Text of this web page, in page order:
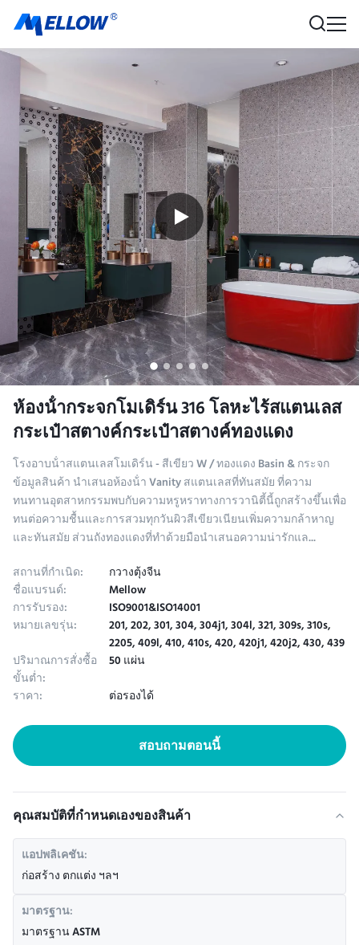
ห้องน้ํากระจกโมเดิร์น 316 โลหะไร้สแตนเลส
กระเป๋าสตางค์กระเป๋าสตางค์ทองแดง
โรงอาบน้ําสแตนเลสโมเดิร์น - สีเขียว W / ทองแดง Basin & กระจก
ข้อมูลสินค้า นําเสนอห้องน้ํา Vanity สแตนเลสที่ทันสมัย ที่ความ
ทนทานอุตสาหกรรมพบกับความหรูหราทางการวานิตี้นี้ถูกสร้างขึ้นเพื่อ
ทนต่อความชื้นและการสวมทุกวันผิวสีเขียวเนียนเพิ่มความกล้าหาญ
และทันสมัย ส่วนถังทองแดงที่ทําด้วยมือนําเสนอความน่ารักแล...
สถานที่กำเนิด:
กวางตุ้งจีน
ชื่อแบรนด์: Mellow
การรับรอง: ISO9001&ISO14001
หมายเลขรุ่น: 201, 202, 301, 304, 304j1, 304l, 321, 309s, 310s,
2205, 409l, 410, 410s, 420, 420j1, 420j2, 430, 439
ปริมาณการสั่งซื้อ
ขั้นต่ำ:
50 แผ่น
ราคา:
ต่อรองได้
สอบถามตอนนี้
คุณสมบัติที่กําหนดเองของสินค้า
แอปพลิเคชัน:
ก่อสร้าง ตกแต่ง ฯลฯ
มาตรฐาน:
มาตรฐาน ASTM